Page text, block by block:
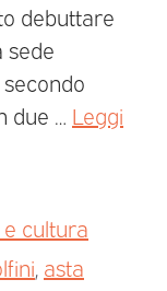
debuttare
sede
due … Leggi
e cultura
, asta